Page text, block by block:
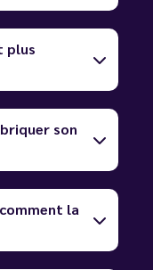
plus
son
la